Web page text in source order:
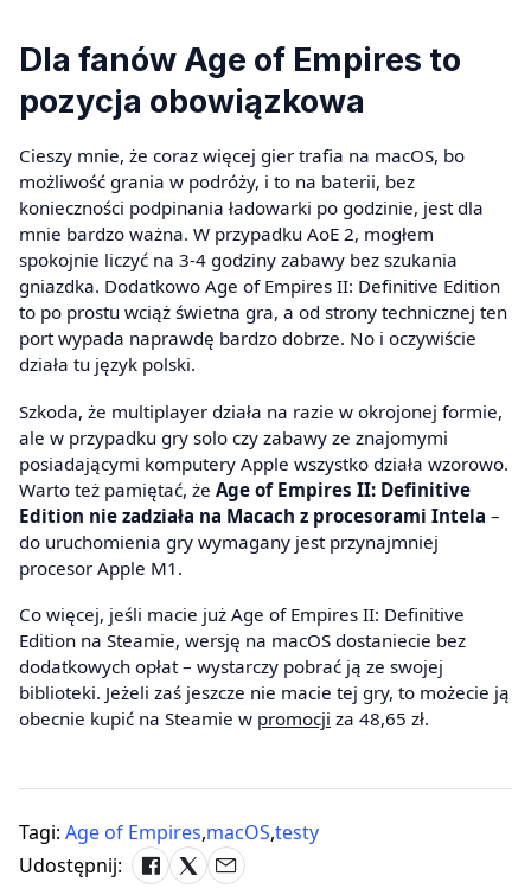
Dla fanów Age of Empires to
pozycja obowiązkowa
Cieszy mnie, że coraz więcej gier trafia na macOS, bo
możliwość grania w podróży, i to na baterii, bez
konieczności podpinania ładowarki po godzinie, jest dla
mnie bardzo ważna. W przypadku AoE 2, mogłem
spokojnie liczyć na 3-4 godziny zabawy bez szukania
gniazdka. Dodatkowo Age of Empires II: Definitive Edition
to po prostu wciąż świetna gra, a od strony technicznej ten
port wypada naprawdę bardzo dobrze. No i oczywiście
działa tu język polski.
Szkoda, że multiplayer działa na razie w okrojonej formie,
ale w przypadku gry solo czy zabawy ze znajomymi
posiadającymi komputery Apple wszystko działa wzorowo.
Warto też pamiętać, że Age of Empires II: Definitive
Edition nie zadziała na Macach z procesorami Intela –
do uruchomienia gry wymagany jest przynajmniej
procesor Apple M1.
Co więcej, jeśli macie już Age of Empires II: Definitive
Edition na Steamie, wersję na macOS dostaniecie bez
dodatkowych opłat – wystarczy pobrać ją ze swojej
biblioteki. Jeżeli zaś jeszcze nie macie tej gry, to możecie ją
obecnie kupić na Steamie w promocji za 48,65 zł.
Tagi: Age of Empires,macOS,testy
Udostępnij: